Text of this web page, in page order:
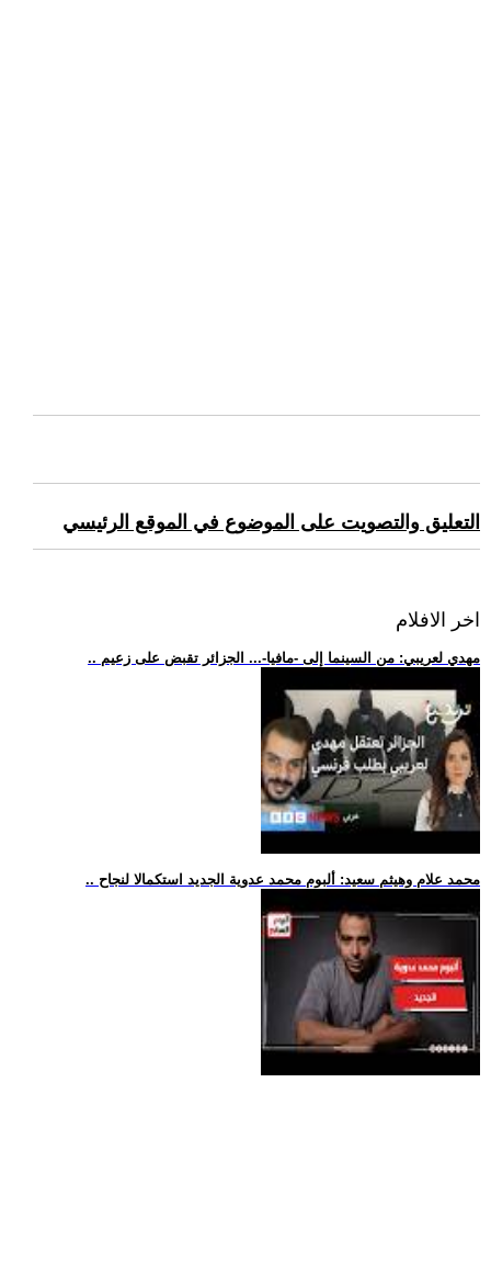
التعليق والتصويت على الموضوع في الموقع الرئيسي
اخر الافلام
.. مهدي لعريبي: من السينما إلى -مافيا-... الجزائر تقبض على زعيم
.. محمد علام وهيثم سعيد: ألبوم محمد عدوية الجديد استكمالا لنجاح